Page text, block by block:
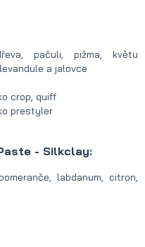
pačuli, pižma, květu
a jalovce
crop, quiff
prestyler
- Silkclay:
labdanum, citron,